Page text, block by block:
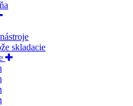
skladacie